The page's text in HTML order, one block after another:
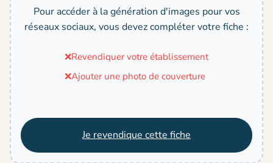
Pour accéder à la génération d'images pour vos
réseaux sociaux, vous devez compléter votre fiche :
❌Revendiquer votre établissement
❌Ajouter une photo de couverture
Je revendique cette fiche